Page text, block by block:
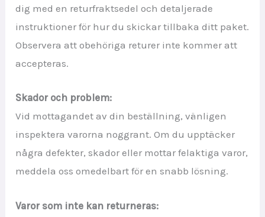
dig med en returfraktsedel och detaljerade
instruktioner för hur du skickar tillbaka ditt paket.
Observera att obehöriga returer inte kommer att
accepteras.
Skador och problem:
Vid mottagandet av din beställning, vänligen
inspektera varorna noggrant. Om du upptäcker
några defekter, skador eller mottar felaktiga varor,
meddela oss omedelbart för en snabb lösning.
Varor som inte kan returneras: